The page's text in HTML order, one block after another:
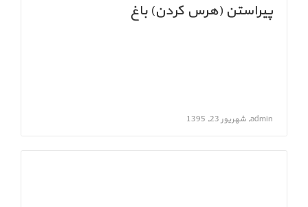
پیراستن (هرس کردن) باغ
admin, شهریور 23, 1395